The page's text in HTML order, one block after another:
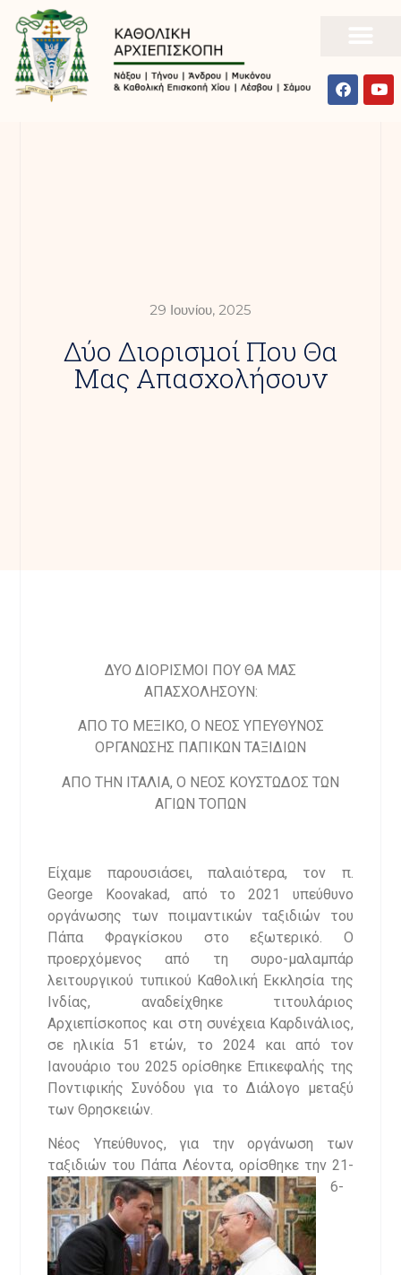
29 Ιουνίου, 2025
Δύο Διορισμοί Που Θα
Μας Απασχολήσουν
ΔΥΟ ΔΙΟΡΙΣΜΟΙ ΠΟΥ ΘΑ ΜΑΣ
ΑΠΑΣΧΟΛΗΣΟΥΝ:
ΑΠΟ ΤΟ ΜΕΞΙΚΟ, Ο ΝΕΟΣ ΥΠΕΥΘΥΝΟΣ
ΟΡΓΑΝΩΣΗΣ ΠΑΠΙΚΩΝ ΤΑΞΙΔΙΩΝ
ΑΠΟ ΤΗΝ ΙΤΑΛΙΑ, Ο ΝΕΟΣ ΚΟΥΣΤΩΔΟΣ ΤΩΝ
ΑΓΙΩΝ ΤΟΠΩΝ
Είχαμε παρουσιάσει, παλαιότερα, τον π.
George Koovakad, από το 2021 υπεύθυνο
οργάνωσης των ποιμαντικών ταξιδιών του
Πάπα Φραγκίσκου στο εξωτερικό. Ο
προερχόμενος από τη συρο-μαλαμπάρ
λειτουργικού τυπικού Καθολική Εκκλησία της
Ινδίας, αναδείχθηκε τιτουλάριος
Αρχιεπίσκοπος και στη συνέχεια Καρδινάλιος,
σε ηλικία 51 ετών, το 2024 και από τον
Ιανουάριο του 2025 ορίσθηκε Επικεφαλής της
Ποντιφικής Συνόδου για το Διάλογο μεταξύ
των Θρησκειών.
Νέος Υπεύθυνος, για την οργάνωση των
ταξιδιών του Πάπα Λέοντα, ορίσθηκε την 21-
6-